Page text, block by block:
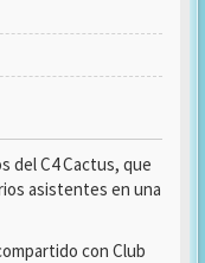
del C4 Cactus, que
asistentes en una
con Club